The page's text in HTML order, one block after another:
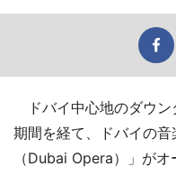
ドバイ中心地のダウン
期間を経て、ドバイの
（Dubai Opera）」がオ